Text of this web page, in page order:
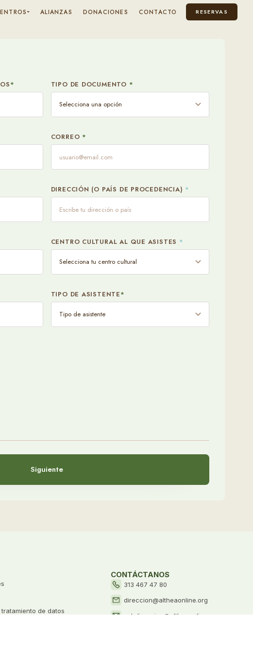
ALIANZAS DONACIONES CONTACTO RESERVAS
* TIPO DE DOCUMENTO *
CORREO *
DIRECCIÓN (O PAÍS DE PROCEDENCIA) *
CENTRO CULTURAL AL QUE ASISTES *
TIPO DE ASISTENTE*
Siguiente
de datos
CONTÁCTANOS
313 467 47 80
direccion@altheaonline.org
subdireccion@altheaonline.org